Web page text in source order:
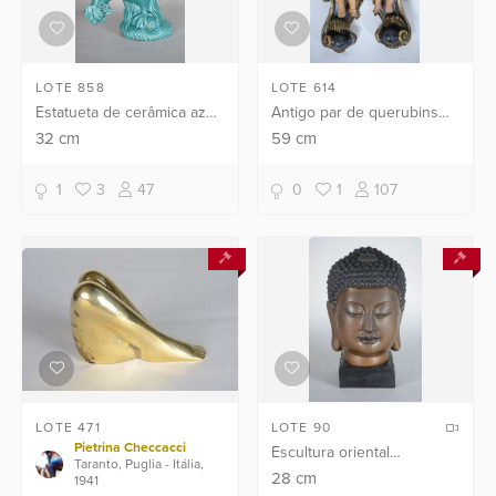
LOTE 858
Estatueta de cerâmica azul
representando galo.
32cm
1 3 47
LOTE 614
Antigo par de querubins
em talha de madeira
conchas. Restaurados.
59 cm
0 1 107
LOTE 471
Pietrina Checcacci
Taranto, Puglia - Itália,
1941
LOTE 90
Escultura oriental
representando "Cabeça de
28 cm